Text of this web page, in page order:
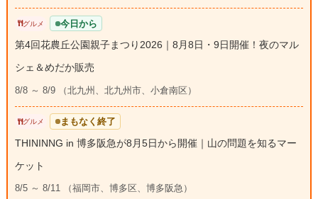
グルメ 今日から
第4回花農丘公園親子まつり2026｜8月8日・9日開催！夜のマル
シェ＆めだか販売
8/8 ～ 8/9 （北九州、北九州市、小倉南区）
グルメ まもなく終了
THININNG in 博多阪急が8月5日から開催｜山の問題を知るマー
ケット
8/5 ～ 8/11 （福岡市、博多区、博多阪急）